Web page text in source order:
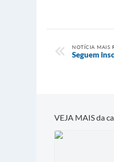
NOTÍCIA MAIS
Seguem
VEJA MAIS da